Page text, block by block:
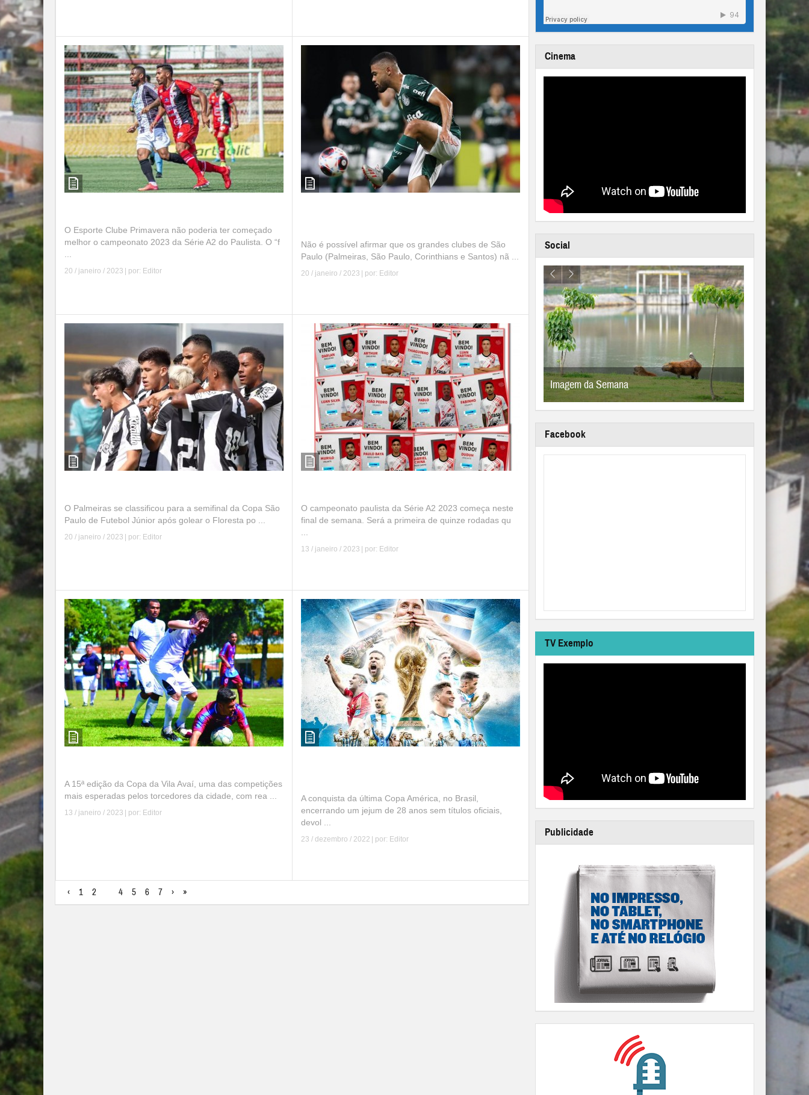
O Esporte Clube Primavera não poderia ter começado
melhor o campeonato 2023 da Série A2 do Paulista. O “f
20 / janeiro / 2023 | por: Editor
Não é possível afirmar que os grandes clubes de São
Paulo (Palmeiras, São Paulo, Corinthians e Santos) nã ...
20 / janeiro / 2023 | por: Editor
O Palmeiras se classificou para a semifinal da Copa São
Paulo de Futebol Júnior após golear o Floresta po ...
20 / janeiro / 2023 | por: Editor
O campeonato paulista da Série A2 2023 começa neste
final de semana. Será a primeira de quinze rodadas qu
13 / janeiro / 2023 | por: Editor
A 15ª edição da Copa da Vila Avaí, uma das competições
mais esperadas pelos torcedores da cidade, com rea ...
13 / janeiro / 2023 | por: Editor
A conquista da última Copa América, no Brasil,
encerrando um jejum de 28 anos sem títulos oficiais,
devol ...
23 / dezembro / 2022 | por: Editor
‹ 1 2 4 5 6 7 › »
Cinema
Social
Imagem da Semana Imagem da Semana Imagem da
Facebook
TV Exemplo
Publicidade